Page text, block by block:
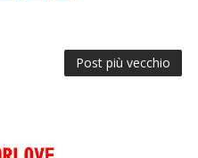
Post più vecchio